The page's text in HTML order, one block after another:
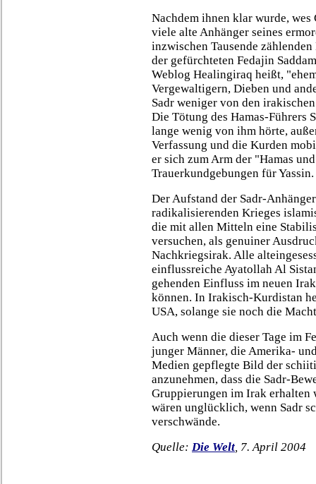
Nachdem ihnen klar wurde,
viele alte Anhänger seines
inzwischen Tausende
der gefürchteten Fedajin
Weblog Healingiraq heißt,
Vergewaltigern, Dieben und
Sadr weniger von den
Die Tötung des Hamas-Führers
lange wenig von ihm hörte,
Verfassung und die Kurden
er sich zum Arm der "Hamas
Trauerkundgebungen für Yassin.
Der Aufstand der Sadr-
radikalisierenden Krieges
die mit allen Mitteln eine
versuchen, als genuiner
Nachkriegsirak. Alle
einflussreiche Ayatollah Al
gehenden Einfluss im neuen
können. In Irakisch-Kurdistan
USA, solange sie noch die
Auch wenn die dieser Tage im
junger Männer, die Amerika-
Medien gepflegte Bild der
anzunehmen, dass die Sadr-
Gruppierungen im Irak
wären unglücklich, wenn Sadr
verschwände.
Quelle: Die Welt, 7. April 2004